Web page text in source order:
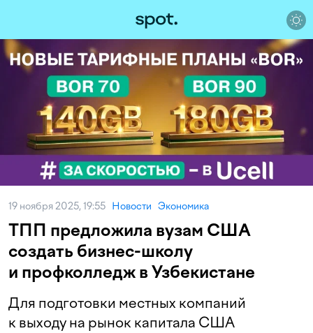
19 ноября 2025, 19:55 Новости Экономика
ТПП предложила вузам США
создать бизнес-школу
и профколледж в Узбекистане
Для подготовки местных компаний
к выходу на рынок капитала США